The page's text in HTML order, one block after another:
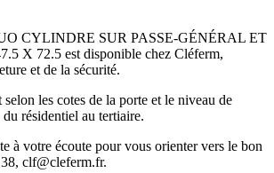
CYLINDRE SUR PASSE-GÉNÉRAL ET
X 72.5 est disponible chez Cléferm,
et de la sécurité.
les cotes de la porte et le niveau de
résidentiel au tertiaire.
à votre écoute pour vous orienter vers le bon
clf@cleferm.fr.